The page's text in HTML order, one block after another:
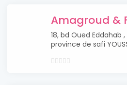
Amagroud &
18, bd Oued Eddahab ,
province de safi